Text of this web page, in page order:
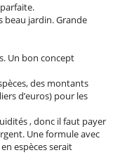
beau jardin. Grande
Un bon concept
des montants
d’euros) pour les
, donc il faut payer
Une formule avec
espèces serait